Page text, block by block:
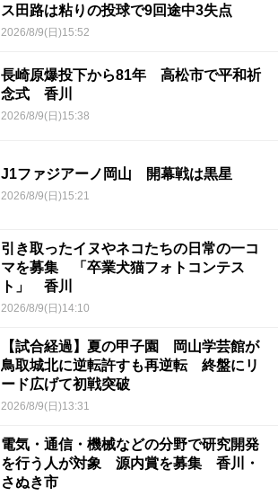
ス田路は粘りの投球で9回途中3失点
2026/8/9(日)15:52
長崎原爆投下から81年 高松市で平和祈
念式 香川
2026/8/9(日)15:38
J1ファジアーノ岡山 開幕戦は黒星
2026/8/9(日)15:21
引き取ったイヌやネコたちの日常の一コ
マを募集 「卒業犬猫フォトコンテス
ト」 香川
2026/8/9(日)14:10
【試合経過】夏の甲子園 岡山学芸館が
鳥取城北に逆転許すも再逆転 終盤にリ
ード広げて初戦突破
2026/8/9(日)13:31
電気・通信・機械などの分野で研究開発
を行う人が対象 源内賞を募集 香川・
さぬき市